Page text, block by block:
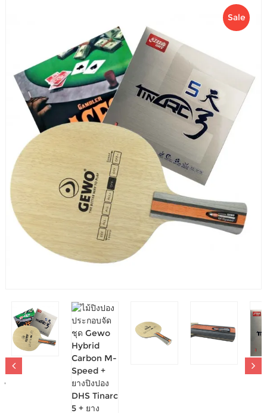
Sale
ไม้ปิงปองประกอบจัดชุด GEWO HYBRID CARBON
M-SPEED + ยางปิงปอง DHS TINARC 5 + ยางปิงปอง